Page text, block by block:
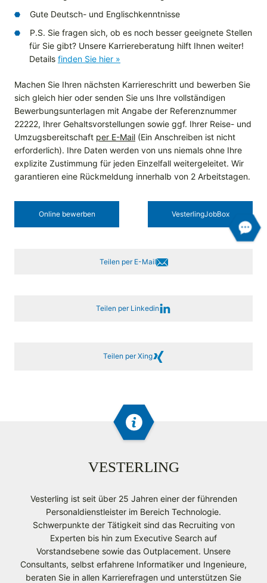
Gute Deutsch- und Englischkenntnisse
P.S. Sie fragen sich, ob es noch besser geeignete Stellen
für Sie gibt? Unsere Karriereberatung hilft Ihnen weiter!
Details finden Sie hier »
Machen Sie Ihren nächsten Karriereschritt und bewerben Sie
sich gleich hier oder senden Sie uns Ihre vollständigen
Bewerbungsunterlagen mit Angabe der Referenznummer
22222, Ihrer Gehaltsvorstellungen sowie ggf. Ihrer Reise- und
Umzugsbereitschaft per E-Mail (Ein Anschreiben ist nicht
erforderlich). Ihre Daten werden von uns niemals ohne Ihre
explizite Zustimmung für jeden Einzelfall weitergeleitet. Wir
garantieren eine Rückmeldung innerhalb von 2 Arbeitstagen.
Online bewerben Vesterling­JobBox
Teilen per E-Mail
Teilen per Linkedin
Teilen per Xing
VESTERLING
Vesterling ist seit über 25 Jahren einer der führenden
Personaldienstleister im Bereich Technologie.
Schwerpunkte der Tätigkeit sind das Recruiting von
Experten bis hin zum Executive Search auf
Vorstandsebene sowie das Outplacement. Unsere
Consultants, selbst erfahrene Informatiker und Ingenieure,
beraten Sie in allen Karrierefragen und unterstützen Sie